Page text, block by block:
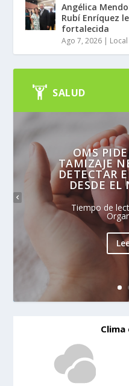
Angélica
Rubí Enríquez
fortalecida
Ago 7, 2026 | Local
SALUD
OMS
TAMIZAJE
DETECTAR
DESDE
Tiempo de
Clima